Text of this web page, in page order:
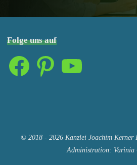
Folge uns auf
Facebook Pinterest
© 2018 - 2026 Kanzlei Joachim Kerner
Administration: Varinia